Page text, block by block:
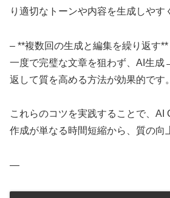
り適切なトーンや内容を生成しやす
– **複数回の生成と編集を繰り返す**
一度で完璧な文章を狙わず、AI生
返して質を高める方法が効果的です。
これらのコツを実践することで、AI
作成が単なる時間短縮から、質の向
—